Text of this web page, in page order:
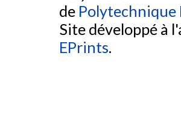
de
Site développé à
EPrints.